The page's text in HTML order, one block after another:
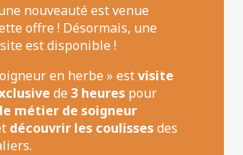
nouveauté est venue
offre ! Désormais, une
est disponible !
en herbe » estvisite
de 3 heures pour
métier de soigneur
découvrir les coulissesdes